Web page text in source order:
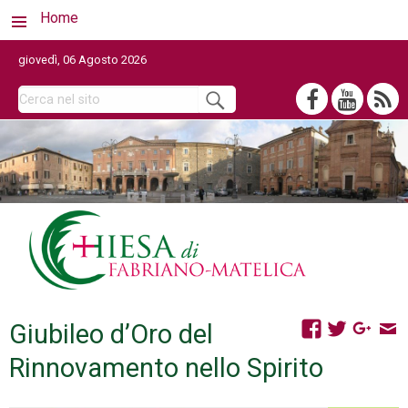
Home
giovedì, 06 Agosto 2026
Giubileo d’Oro del
Rinnovamento nello Spirito